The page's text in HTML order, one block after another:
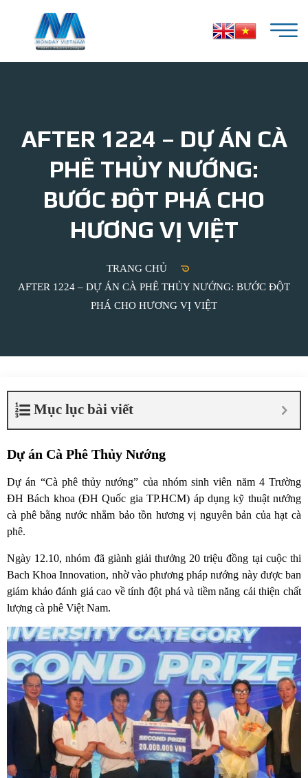
AFTER 1224 – DỰ ÁN CÀ
PHÊ THỦY NƯỚNG:
BƯỚC ĐỘT PHÁ CHO
HƯƠNG VỊ VIỆT
TRANG CHỦ
AFTER 1224 – DỰ ÁN CÀ PHÊ THỦY NƯỚNG: BƯỚC ĐỘT
PHÁ CHO HƯƠNG VỊ VIỆT
Mục lục bài viết
Dự án Cà Phê Thủy Nướng
Dự án “Cà phê thủy nướng” của nhóm sinh viên năm 4 Trường
ĐH Bách khoa (ĐH Quốc gia TP.HCM) áp dụng kỹ thuật nướng
cà phê bằng nước nhằm bảo tồn hương vị nguyên bản của hạt cà
phê.
Ngày 12.10, nhóm đã giành giải thưởng 20 triệu đồng tại cuộc thi
Bach Khoa Innovation, nhờ vào phương pháp nướng này được ban
giám khảo đánh giá cao về tính đột phá và tiềm năng cải thiện chất
lượng cà phê Việt Nam.